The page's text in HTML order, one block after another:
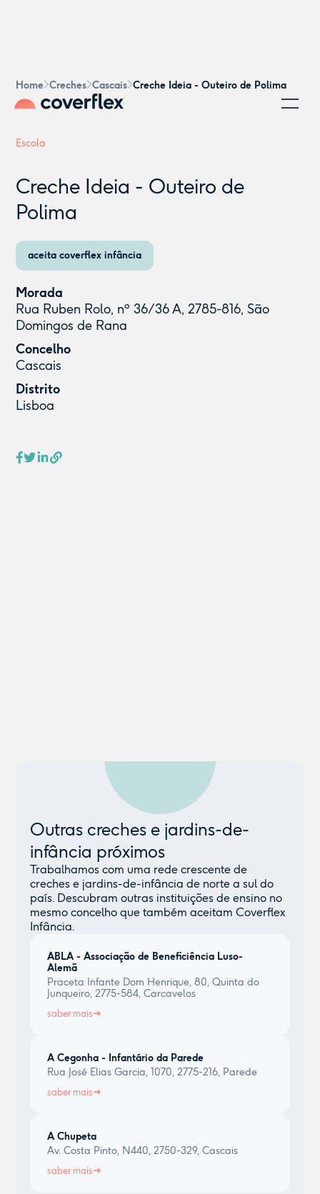
Home Creches Cascais Creche Ideia - Outeiro de Polima
Escola
Creche Ideia - Outeiro de
Polima
aceita coverflex infância
Morada
Rua Ruben Rolo, nº 36/36 A, 2785-816, São
Domingos de Rana
Concelho
Cascais
Distrito
Lisboa
Outras creches e jardins-de-
infância próximos
Trabalhamos com uma rede crescente de
creches e jardins-de-infância de norte a sul do
país. Descubram outras instituições de ensino no
mesmo concelho que também aceitam Coverflex
Infância.
ABLA - Associação de Beneficiência Luso-
Alemã
Praceta Infante Dom Henrique, 80, Quinta do
Junqueiro, 2775-584, Carcavelos
saber mais
A Cegonha - Infantário da Parede
Rua José Elias Garcia, 1070, 2775-216, Parede
saber mais
A Chupeta
Av. Costa Pinto, N440, 2750-329, Cascais
saber mais